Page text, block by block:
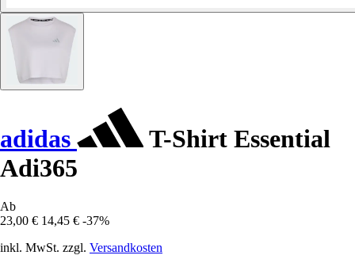
adidas
T-Shirt Essential
Adi365
Ab
23,00 € 14,45 € -37%
inkl. MwSt. zzgl. Versandkosten